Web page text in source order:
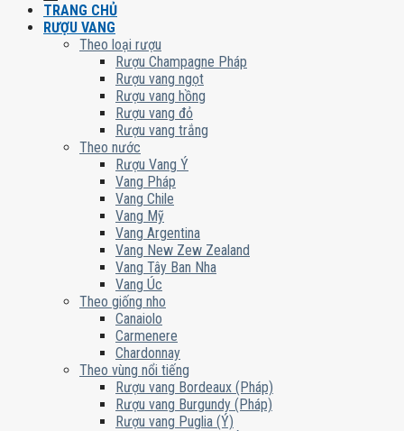
TRANG CHỦ
RƯỢU VANG
Theo loại rượu
Rượu Champagne Pháp
Rượu vang ngọt
Rượu vang hồng
Rượu vang đỏ
Rượu vang trắng
Theo nước
Rượu Vang Ý
Vang Pháp
Vang Chile
Vang Mỹ
Vang Argentina
Vang New Zew Zealand
Vang Tây Ban Nha
Vang Úc
Theo giống nho
Canaiolo
Carmenere
Chardonnay
Theo vùng nổi tiếng
Rượu vang Bordeaux (Pháp)
Rượu vang Burgundy (Pháp)
Rượu vang Puglia (Ý)